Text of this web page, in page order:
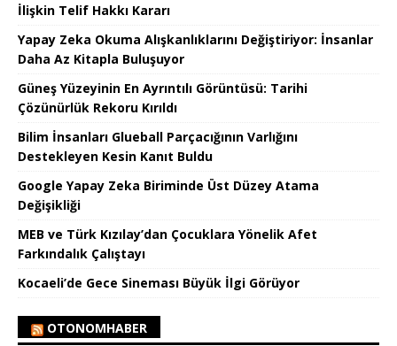
İlişkin Telif Hakkı Kararı
Yapay Zeka Okuma Alışkanlıklarını Değiştiriyor: İnsanlar
Daha Az Kitapla Buluşuyor
Güneş Yüzeyinin En Ayrıntılı Görüntüsü: Tarihi
Çözünürlük Rekoru Kırıldı
Bilim İnsanları Glueball Parçacığının Varlığını
Destekleyen Kesin Kanıt Buldu
Google Yapay Zeka Biriminde Üst Düzey Atama
Değişikliği
MEB ve Türk Kızılay’dan Çocuklara Yönelik Afet
Farkındalık Çalıştayı
Kocaeli’de Gece Sineması Büyük İlgi Görüyor
OTONOMHABER